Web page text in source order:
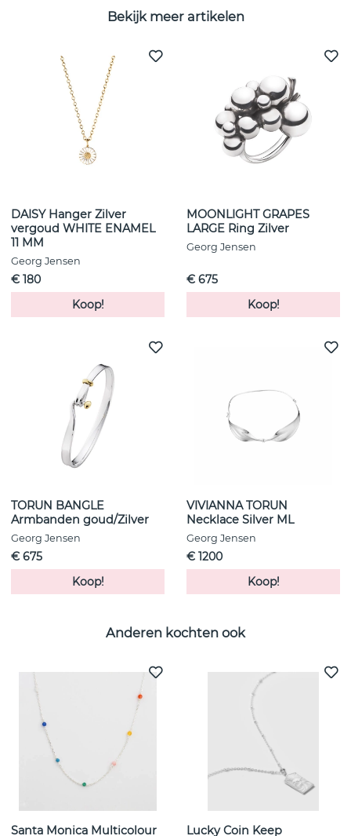
Bekijk meer artikelen
DAISY Hanger Zilver
vergoud WHITE ENAMEL
11 MM
Georg Jensen
€ 180
Koop!
MOONLIGHT GRAPES
LARGE Ring Zilver
Georg Jensen
€ 675
Koop!
TORUN BANGLE
Armbanden goud/Zilver
Georg Jensen
€ 675
Koop!
VIVIANNA TORUN
Necklace Silver ML
Georg Jensen
€ 1200
Koop!
Anderen kochten ook
Santa Monica Multicolour
Lucky Coin Keep